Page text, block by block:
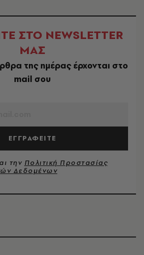
ΣΤΟ NEWSLETTER
ΜΑΣ
της ημέρας έρχονται στο
mail σου
ΕΓΓΡΑΦΕΙΤΕ
την Πολιτική Προστασίας
Δεδομένων